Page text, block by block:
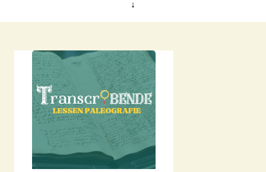
↓